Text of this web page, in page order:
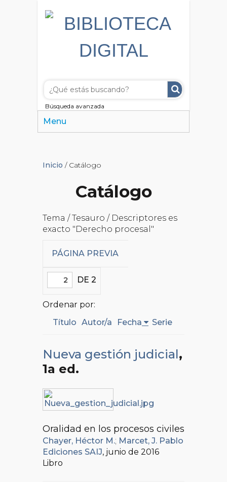
Búsqueda avanzada
Menu
Inicio / Catálogo
Catálogo
Tema / Tesauro / Descriptores es
exacto "Derecho procesal"
PÁGINA PREVIA
DE 2
Ordenar por:
Título Autor/a Fecha Serie
Nueva gestión judicial,
1a ed.
Oralidad en los procesos civiles
Chayer, Héctor M.; Marcet, J. Pablo
Ediciones SAIJ, junio de 2016
Libro